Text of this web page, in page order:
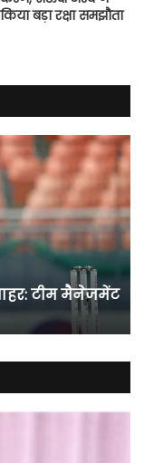
बड़ा रक्षा समझौता
टीम मैनेजमेंट